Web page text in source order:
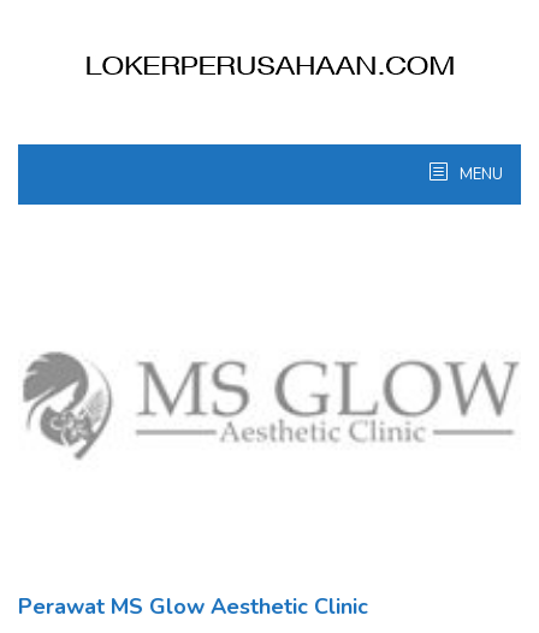
MENU
Perawat MS Glow Aesthetic Clinic